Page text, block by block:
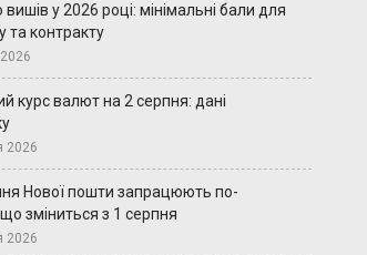
вишів у 2026 році: мінімальні бали для
та контракту
курс валют на 2 серпня: дані
2026
Нової пошти запрацюють по-
зміниться з 1 серпня
2026